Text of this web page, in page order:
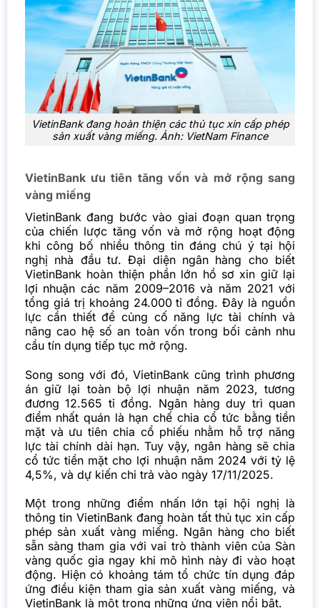
VietinBank đang hoàn thiện các thủ tục xin cấp phép
sản xuất vàng miếng. Ảnh: VietNam Finance
VietinBank ưu tiên tăng vốn và mở rộng sang
vàng miếng
VietinBank đang bước vào giai đoạn quan trọng
của chiến lược tăng vốn và mở rộng hoạt động
khi công bố nhiều thông tin đáng chú ý tại hội
nghị nhà đầu tư. Đại diện ngân hàng cho biết
VietinBank hoàn thiện phần lớn hồ sơ xin giữ lại
lợi nhuận các năm 2009–2016 và năm 2021 với
tổng giá trị khoảng 24.000 tỉ đồng. Đây là nguồn
lực cần thiết để củng cố năng lực tài chính và
nâng cao hệ số an toàn vốn trong bối cảnh nhu
cầu tín dụng tiếp tục mở rộng.
Song song với đó, VietinBank cũng trình phương
án giữ lại toàn bộ lợi nhuận năm 2023, tương
đương 12.565 tỉ đồng. Ngân hàng duy trì quan
điểm nhất quán là hạn chế chia cổ tức bằng tiền
mặt và ưu tiên chia cổ phiếu nhằm hỗ trợ năng
lực tài chính dài hạn. Tuy vậy, ngân hàng sẽ chia
cổ tức tiền mặt cho lợi nhuận năm 2024 với tỷ lệ
4,5%, và dự kiến chi trả vào ngày 17/11/2025.
Một trong những điểm nhấn lớn tại hội nghị là
thông tin VietinBank đang hoàn tất thủ tục xin cấp
phép sản xuất vàng miếng. Ngân hàng cho biết
sẵn sàng tham gia với vai trò thành viên của Sàn
vàng quốc gia ngay khi mô hình này đi vào hoạt
động. Hiện có khoảng tám tổ chức tín dụng đáp
ứng điều kiện tham gia sản xuất vàng miếng, và
VietinBank là một trong những ứng viên nổi bật.